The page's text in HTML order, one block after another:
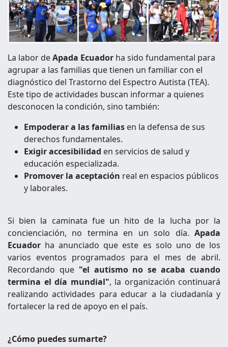
La labor deApada Ecuador ha sido fundamental para
agrupar a las familias que tienen un familiar con el
diagnóstico del Trastorno del Espectro Autista (TEA).
Este tipo de actividades buscan informar a quienes
desconocen la condición, sino también:
Empoderar a las familias en la defensa de sus
derechos fundamentales.
Exigir accesibilidad en servicios de salud y
educación especializada.
Promover la aceptación real en espacios públicos
y laborales.
Si bien la caminata fue un hito de la lucha por la
concienciación, no termina en un solo día. Apada
Ecuador ha anunciado que este es solo uno de los
varios eventos programados para el mes de abril.
Recordando que "el autismo no se acaba cuando
termina el día mundial", la organización continuará
realizando actividades para educar a la ciudadanía y
fortalecer la red de apoyo en el país.
¿Cómo puedes sumarte?